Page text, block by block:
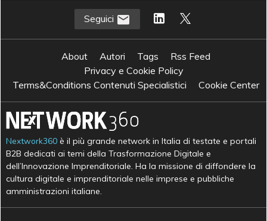
Seguici
About Autori Tags
Rss Feed
Privacy e Cookie Policy
Terms&Conditions Contenuti Specialistici
Cookie Center
Nextwork360 è il più grande network in Italia di testate e portali
B2B dedicati ai temi della Trasformazione Digitale e
dell’Innovazione Imprenditoriale. Ha la missione di diffondere la
cultura digitale e imprenditoriale nelle imprese e pubbliche
amministrazioni italiane.